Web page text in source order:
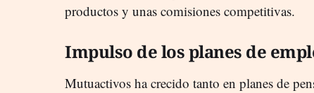
productos y unas comisiones competitivas.
Impulso de los planes de
Mutuactivos ha crecido tanto en planes de